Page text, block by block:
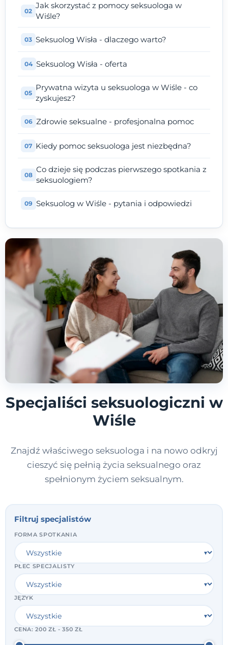
Jak skorzystać z pomocy seksuologa w
Wiśle?
Seksuolog Wisła - dlaczego warto?
Seksuolog Wisła - oferta
Prywatna wizyta u seksuologa w Wiśle - co
zyskujesz?
Zdrowie seksualne - profesjonalna pomoc
Kiedy pomoc seksuologa jest niezbędna?
Co dzieje się podczas pierwszego spotkania z
seksuologiem?
Seksuolog w Wiśle - pytania i odpowiedzi
Specjaliści seksuologiczni w
Wiśle
Znajdź właściwego seksuologa i na nowo odkryj
cieszyć się pełnią życia seksualnego oraz
spełnionym życiem seksualnym.
Filtruj specjalistów
FORMA SPOTKANIA
PŁEĆ SPECJALISTY
JĘZYK
CENA:200 ZŁ - 350 ZŁ